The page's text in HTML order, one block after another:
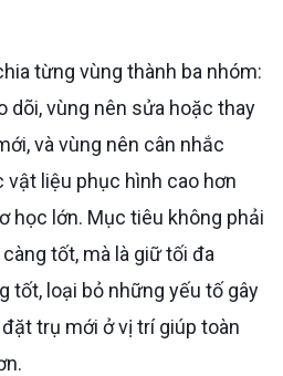
dõi, vùng nên sửa hoặc thay
và vùng nên cân nhắc
vật liệu phục hình cao hơn
học lớn. Mục tiêu không phải
tốt, mà là giữ tối đa
tốt, loại bỏ những yếu tố gây
trụ mới ở vị trí giúp toàn